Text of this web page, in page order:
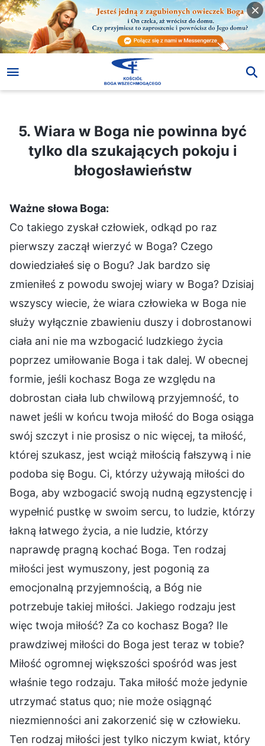
5. Wiara w Boga nie powinna być
tylko dla szukających pokoju i
błogosławieństw
Ważne słowa Boga:
Co takiego zyskał człowiek, odkąd po raz
pierwszy zaczął wierzyć w Boga? Czego
dowiedziałeś się o Bogu? Jak bardzo się
zmieniłeś z powodu swojej wiary w Boga? Dzisiaj
wszyscy wiecie, że wiara człowieka w Boga nie
służy wyłącznie zbawieniu duszy i dobrostanowi
ciała ani nie ma wzbogacić ludzkiego życia
poprzez umiłowanie Boga i tak dalej. W obecnej
formie, jeśli kochasz Boga ze względu na
dobrostan ciała lub chwilową przyjemność, to
nawet jeśli w końcu twoja miłość do Boga osiąga
swój szczyt i nie prosisz o nic więcej, ta miłość,
której szukasz, jest wciąż miłością fałszywą i nie
podoba się Bogu. Ci, którzy używają miłości do
Boga, aby wzbogacić swoją nudną egzystencję i
wypełnić pustkę w swoim sercu, to ludzie, którzy
łakną łatwego życia, a nie ludzie, którzy
naprawdę pragną kochać Boga. Ten rodzaj
miłości jest wymuszony, jest pogonią za
emocjonalną przyjemnością, a Bóg nie
potrzebuje takiej miłości. Jakiego rodzaju jest
więc twoja miłość? Za co kochasz Boga? Ile
prawdziwej miłości do Boga jest teraz w tobie?
Miłość ogromnej większości spośród was jest
właśnie tego rodzaju. Taka miłość może jedynie
utrzymać status quo; nie może osiągnąć
niezmienności ani zakorzenić się w człowieku.
Ten rodzaj miłości jest tylko niczym kwiat, który